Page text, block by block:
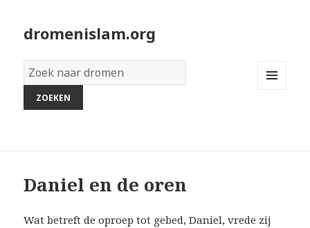
dromenislam.org
Woordenboek
van
dromen:
Daniel en de oren
Wat betreft de oproep tot gebed, Daniel, vrede zij